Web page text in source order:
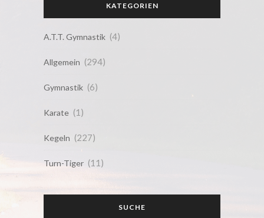
KATEGORIEN
A.T.T. Gymnastik (4)
Allgemein (294)
Gymnastik (6)
Karate (1)
Kegeln (227)
Turn-Tiger (11)
SUCHE